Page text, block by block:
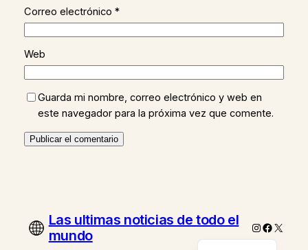
Correo electrónico *
Web
Guarda mi nombre, correo electrónico y web en
este navegador para la próxima vez que comente.
Las ultimas noticias de todo el
mundo
Instagram
X